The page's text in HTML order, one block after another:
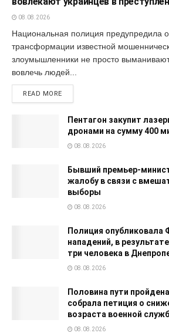
08.08.2026
Национальная полиция предупредила
трансформации известной
злоумышленники не просто
вовлечь людей...
READ MORE
Пентагон закупит
дронами на сумму 400
08.08.2026
Бывший премьер-
жалобу в связи с
выборы
08.08.2026
Полиция опубликовала
нападений, в
три человека в
08.08.2026
Половина пути
собрала петиция о
возраста военной
08.08.2026